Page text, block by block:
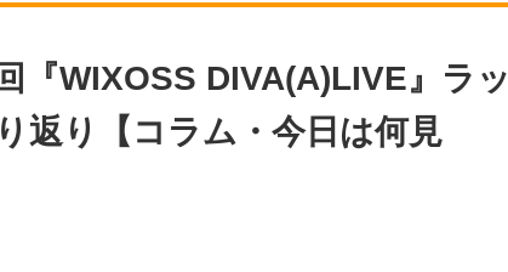
『WIXOSS DIVA(A)LIVE』ラッ
返り【コラム・今日は何見